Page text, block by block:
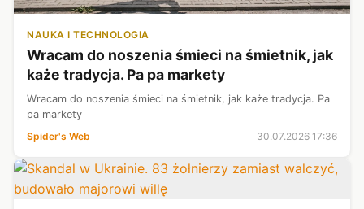
NAUKA I TECHNOLOGIA
Wracam do noszenia śmieci na śmietnik, jak
każe tradycja. Pa pa markety
Wracam do noszenia śmieci na śmietnik, jak każe tradycja. Pa
pa markety
Spider's Web
30.07.2026 17:36